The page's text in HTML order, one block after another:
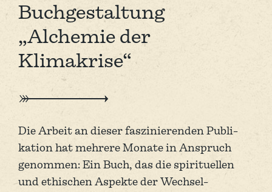
Buchgestaltung
„Alchemie der
Klimakrise“
Die Arbeit an dieser faszinie­renden Publi­
kation hat mehrere Monate in Anspruch
genommen: Ein Buch, das die spirituellen
und ethi­schen Aspekte der Wechsel­